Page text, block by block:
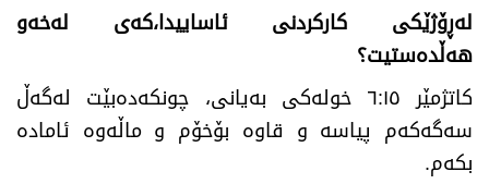
لەڕۆژێکی کارکردنی ئاساییدا،کەی لەخەو
هەڵدەستیت؟
کاتژمێر ٦:١٥ خولەکی بەیانی، چونکەدەبێت لەگەڵ
سەگەکەم پیاسە و قاوە بۆخۆم و ماڵەوە ئامادە
بکەم.